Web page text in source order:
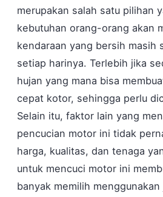
merupakan salah satu pilihan
kebutuhan orang-orang akan
kendaraan yang bersih masih
setiap harinya. Terlebih jika
hujan yang mana bisa
cepat kotor, sehingga perlu
Selain itu, faktor lain yang
pencucian motor ini tidak
harga, kualitas, dan tenaga
untuk mencuci motor ini
banyak memilih